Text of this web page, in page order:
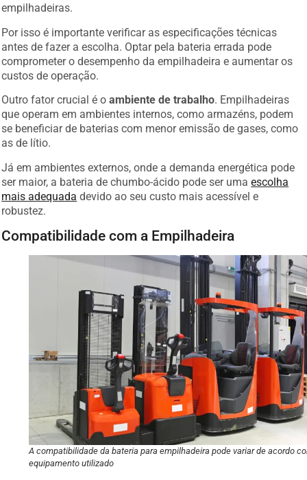
empilhadeiras.
Por isso é importante verificar as especificações técnicas
antes de fazer a escolha. Optar pela bateria errada pode
comprometer o desempenho da empilhadeira e aumentar os
custos de operação.
Outro fator crucial é oambiente de trabalho . Empilhadeiras
que operam em ambientes internos, como armazéns, podem
se beneficiar de baterias com menor emissão de gases, como
as de lítio.
Já em ambientes externos, onde a demanda energética pode
ser maior, a bateria de chumbo-ácido pode ser uma escolha
mais adequada devido ao seu custo mais acessível e
robustez.
Compatibilidade com a Empilhadeira
A compatibilidade da bateria para empilhadeira pode variar de acordo
equipamento utilizado